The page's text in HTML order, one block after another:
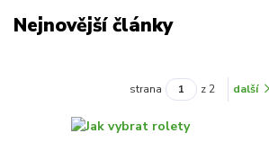
Nejnovější články
strana z 2 další